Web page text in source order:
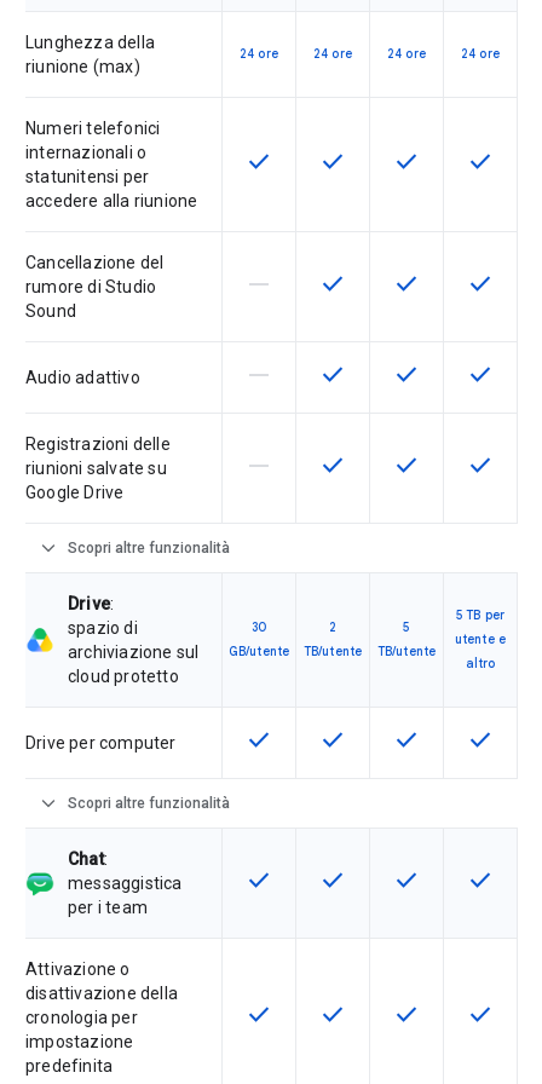
Lunghezza della
riunione (max)
24 ore 24 ore 24 ore 24 ore
Numeri telefonici
internazionali o
statunitensi per
accedere alla riunione
Questa funzionalità è disponibile
check Questa funzionalità è
check Questa
check Questa
check
Cancellazione del
rumore di Studio
Sound
La funzionalità non è supportata
horizontal_rule Questa funzionalità è
check Questa
check Questa
check
Audio adattivo La funzionalità non è supportata
horizontal_rule Questa funzionalità è
check Questa
check Questa
check
Registrazioni delle
riunioni salvate su
Google Drive
La funzionalità non è supportata
horizontal_rule Questa funzionalità è
check Questa
check Questa
check
expand_more Scopri altre funzionalità
Drive:
spazio di
archiviazione sul
cloud protetto
30
GB/utente
2
TB/utente
5
TB/utente
5 TB per
utente e
altro
Drive per computer Questa funzionalità è disponibile
check Questa funzionalità è
check Questa
check Questa
check
expand_more Scopri altre funzionalità
Chat:
messaggistica
per i team
Questa funzionalità è disponibile
check Questa funzionalità è
check Questa
check Questa
check
Attivazione o
disattivazione della
cronologia per
impostazione
predefinita
Questa funzionalità è disponibile
check Questa funzionalità è
check Questa
check Questa
check